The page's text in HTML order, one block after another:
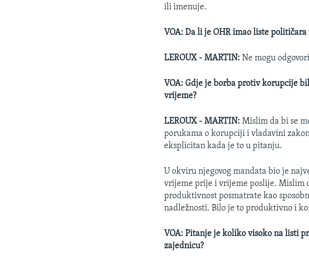
ili imenuje.
VOA: Da li je OHR imao liste
LEROUX - MARTIN: Ne mogu
VOA: Gdje je borba protiv korupcije
vrijeme?
LEROUX - MARTIN: Mislim da bi se
porukama o korupciji i vladavini
eksplicitan kada je to u pitanju.
U okviru njegovog mandata bio je
vrijeme prije i vrijeme poslije. Mislim
produktivnost posmatrate kao
nadležnosti. Bilo je to produktivno i
VOA: Pitanje je koliko visoko na listi
zajednicu?